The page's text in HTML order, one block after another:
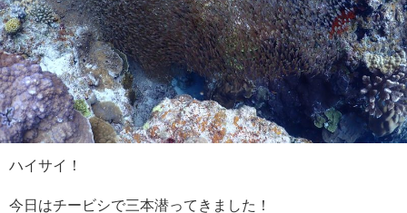
ハイサイ！
今日はチービシで三本潜ってきました！